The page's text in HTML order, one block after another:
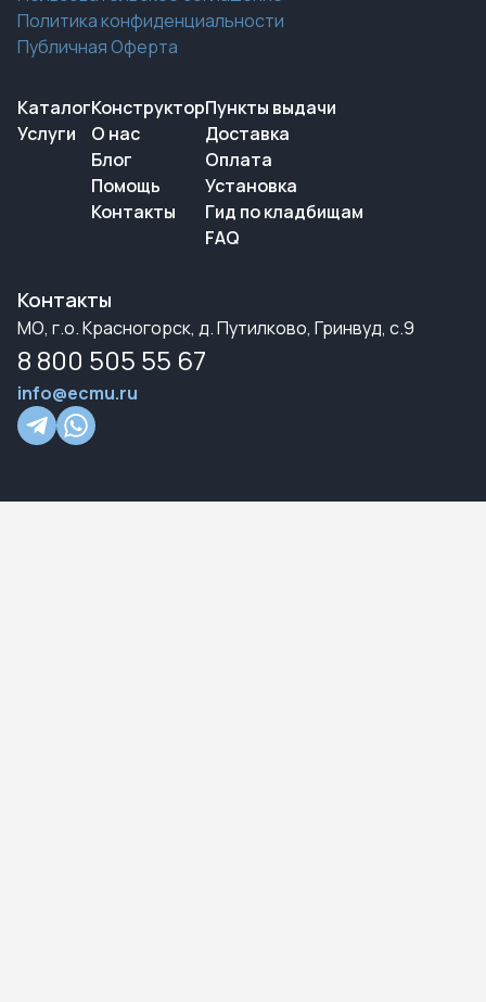
Политика конфиденциальности
Публичная Оферта
Каталог
Услуги
Конструктор
О нас
Блог
Помощь
Контакты
Пункты выдачи
Доставка
Оплата
Установка
Гид по кладбищам
FAQ
Контакты
МО, г.о. Красногорск, д. Путилково, Гринвуд, с.9
8 800 505 55 67
info@ecmu.ru